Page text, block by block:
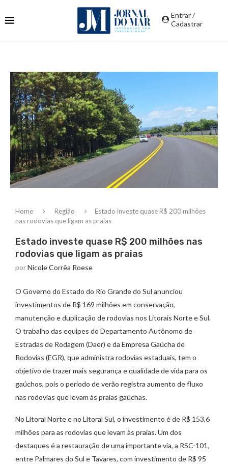
Entrar /
Cadastrar
Home Região
Estado investe quase R$ 200 milhões
nas rodovias que ligam as praias
Estado investe quase R$ 200 milhões nas
rodovias que ligam as praias
porNicole Corrêa Roese
O Governo do Estado do Rio Grande do Sul anunciou
investimentos de R$ 169 milhões em conservação,
manutenção e duplicação de rodovias nos Litorais Norte e Sul.
O trabalho das equipes do Departamento Autônomo de
Estradas de Rodagem (Daer) e da Empresa Gaúcha de
Rodovias (EGR), que administra rodovias estaduais, tem o
objetivo de trazer mais segurança e qualidade de vida para os
gaúchos, pois o período de verão registra aumento de fluxo
nas rodovias que levam às praias gaúchas.
No Litoral Norte e no Litoral Sul, o investimento é de R$ 153,6
milhões para as rodovias que levam às praias. Um dos
destaques é a restauração de uma importante via, a RSC-101,
entre Palmares do Sul e Tavares, com investimento de R$ 95